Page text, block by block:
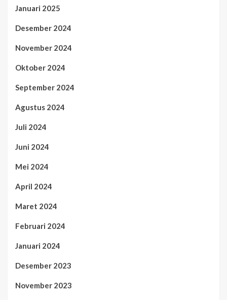
Januari 2025
Desember 2024
November 2024
Oktober 2024
September 2024
Agustus 2024
Juli 2024
Juni 2024
Mei 2024
April 2024
Maret 2024
Februari 2024
Januari 2024
Desember 2023
November 2023